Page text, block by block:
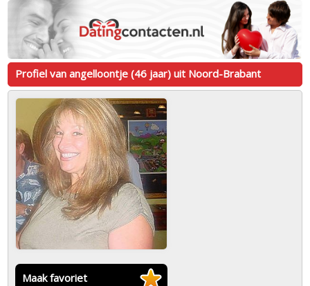
Profiel van angelloontje (46 jaar) uit Noord-Brabant
Maak favoriet